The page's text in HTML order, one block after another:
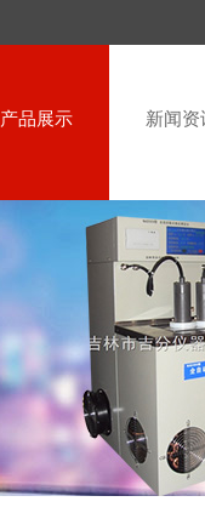
产品展示 新闻资